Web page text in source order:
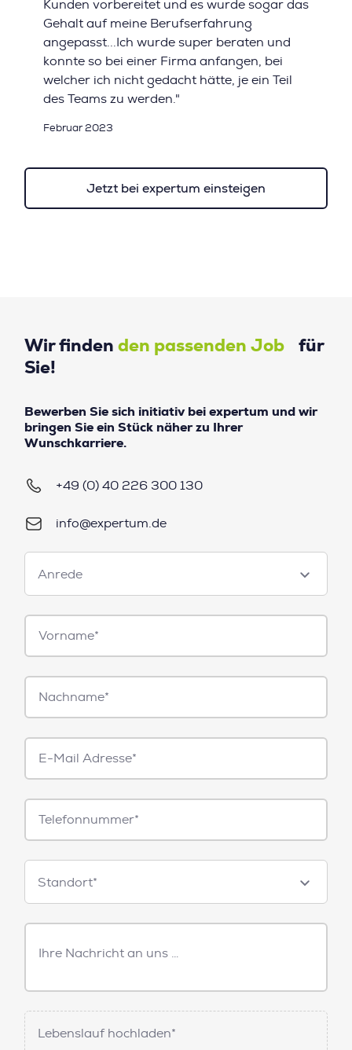
Kunden vorbereitet und es wurde sogar das
Gehalt auf meine Berufserfahrung
angepasst...Ich wurde super beraten und
konnte so bei einer Firma anfangen, bei
welcher ich nicht gedacht hätte, je ein Teil
des Teams zu werden."
Februar 2023
Jetzt bei expertum einsteigen
Wir finden den passenden Job für
Sie!
Bewerben Sie sich initiativ bei expertum und wir
bringen Sie ein Stück näher zu Ihrer
Wunschkarriere.
+49 (0) 40 226 300 130
info@expertum.de
Anrede
Anrede
Vorname*
Nachname*
E-
Mail*
Telefonnummer
Standorte
Standort*
Freitext
Nachricht
Lebenslauf hochladen*